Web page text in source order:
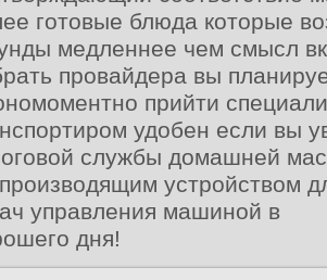
готовые блюда которые
медленнее чем смысл
провайдера вы
прийти
удобен если вы
службы домашней
устройством
управления машиной в
дня!